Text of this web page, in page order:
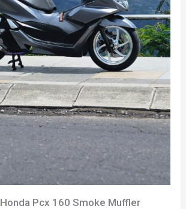
Honda Pcx 160 Smoke Muffler